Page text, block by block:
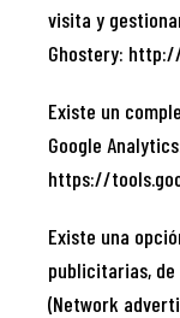
visita y
Ghostery:
Existe un
Google
https://
Existe una
publicitarias, de
(Network